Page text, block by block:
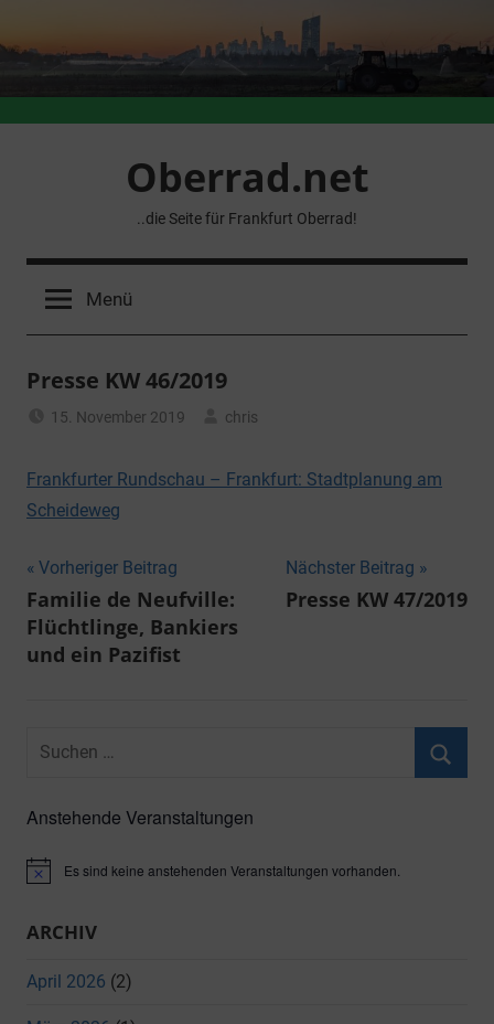
Inhalt
springen
Oberrad.net
..die Seite für Frankfurt Oberrad!
Menü
Presse KW 46/2019
15. November 2019
chris
Frankfurter Rundschau – Frankfurt: Stadtplanung am
Scheideweg
Beitragsnavigation
Vorheriger Beitrag
Familie de Neufville:
Flüchtlinge, Bankiers
und ein Pazifist
Nächster Beitrag
Presse KW 47/2019
Suchen
Anstehende Veranstaltungen
HinweisEs sind keine anstehenden Veranstaltungen vorhanden.
ARCHIV
April 2026 (2)